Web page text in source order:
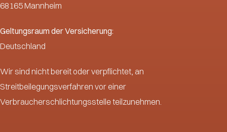
68165 Mannheim
Geltungsraum der Versicherung:
Deutschland
Wir sind nicht bereit oder verpflichtet, an
Streitbeilegungsverfahren vor einer
Verbraucherschlichtungsstelle teilzunehmen.